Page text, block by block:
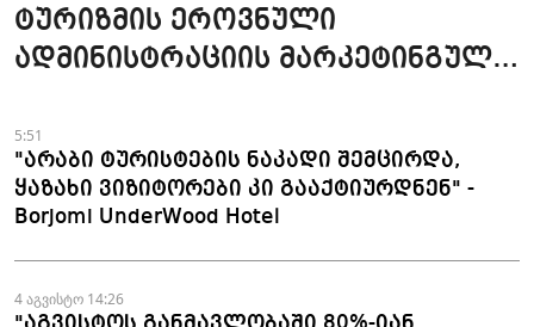
ტურიზმის ეროვნული
ადმინისტრაციის მარკეტინგული
მომზადდა
5:51
"არაბი ტურისტების ნაკადი შემცირდა,
ყაზახი ვიზიტორები კი გააქტიურდნენ" -
Borjomi UnderWood Hotel
4 აგვისტო 14:26